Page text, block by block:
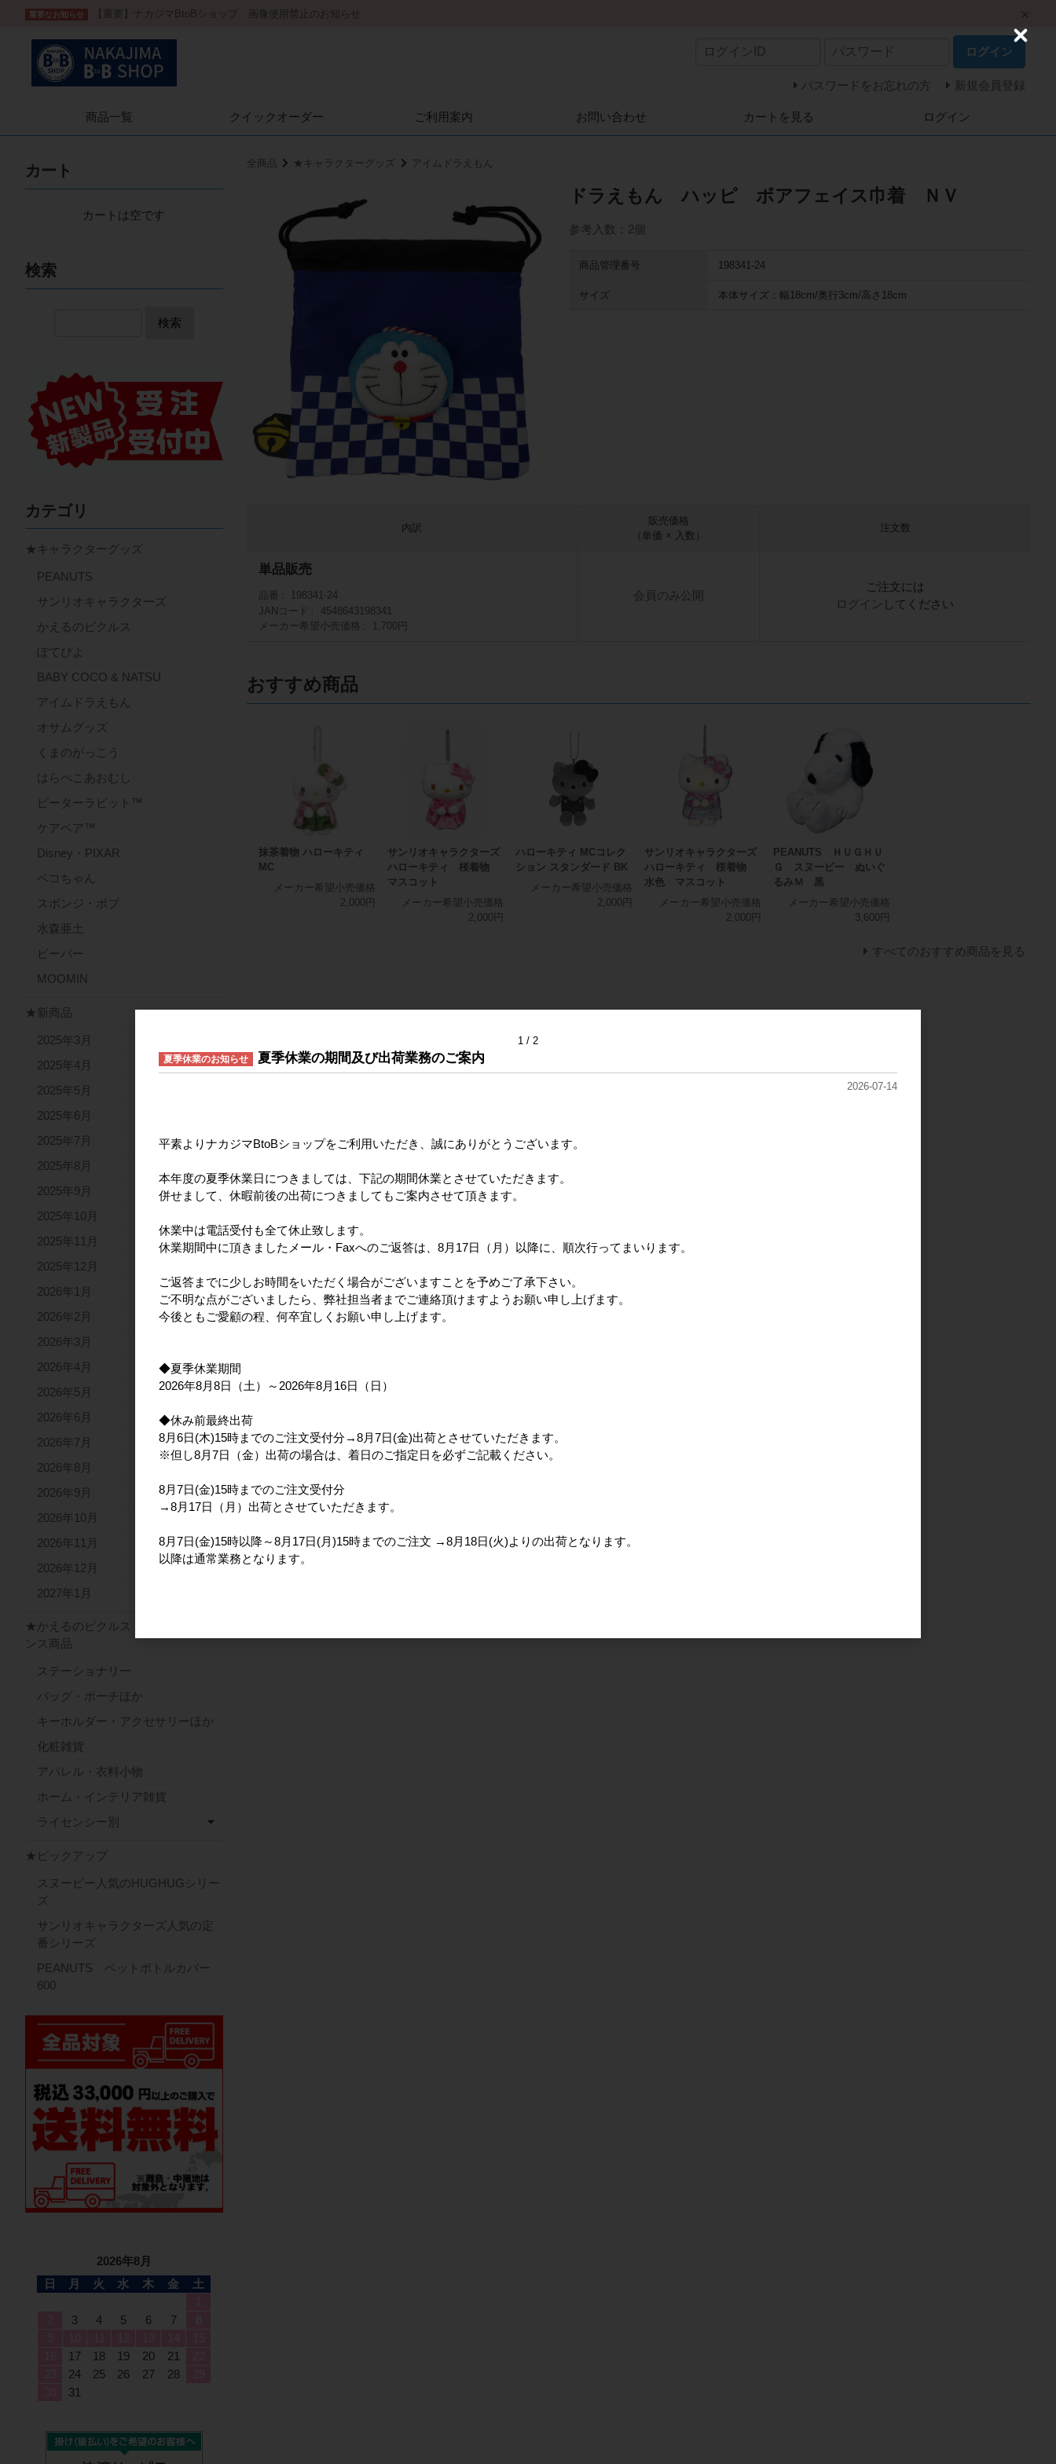
重要なお知らせ 【重要】ナカジマBtoBショップ 画像使用禁止のお知らせ
ログイン
パスワードをお忘れの方 新規会員登録
商品一覧 クイック オーダー ご利用案内 お問い合わせ カートを見る ログイン
全商品 ★キャラクターグッズ アイムドラえもん
ドラえもん ハッピ ボアフェイス巾着 ＮＶ
参考入数：2個
商品管理番号 198341-24
サイズ 本体サイズ：幅18cm/奥行3cm/高さ18cm
内訳
販売価格
（単価 × 入数）
注文数
単品販売
品番
198341-24
JANコード
4548643198341
メーカー希望小売価格
1,700円
会員のみ公開
ご注文には
ログイン してください
おすすめ商品
抹茶着物 ハローキティ
MC
メーカー希望小売価格
2,000円
サンリオキャラクターズ
ハローキティ 桜着物
マスコット
メーカー希望小売価格
2,000円
ハローキティ MCコレク
ション スタンダード BK
メーカー希望小売価格
2,000円
サンリオキャラクターズ
ハローキティ 桜着物
水色 マスコット
メーカー希望小売価格
2,000円
PEANUTS ＨＵＧＨＵ
Ｇ スヌーピー ぬいぐ
るみＭ 黒
メーカー希望小売価格
3,600円
すべてのおすすめ商品を見る
カート
カートは空です
検索
検索
カテゴリ
★キャラクターグッズ
PEANUTS
サンリオキャラクターズ
かえるのピクルス
ぽてぴよ
BABY COCO & NATSU
アイムドラえもん
オサムグッズ
くまのがっこう
はらぺこあおむし
ピーターラビット™
ケアベア™
Disney・PIXAR
ペコちゃん
スポンジ・ボブ
水森亜土
ビーバー
MOOMIN
★新商品
2025年3月
2025年4月
2025年5月
2025年6月
2025年7月
2025年8月
2025年9月
2025年10月
2025年11月
2025年12月
2026年1月
2026年2月
2026年3月
2026年4月
2026年5月
2026年6月
2026年7月
2026年8月
2026年9月
2026年10月
2026年11月
2026年12月
2027年1月
★かえるのピクルス ライセ
ンス商品
ステーショナリー
バッグ・ポーチほか
キーホルダー・アクセサリーほか
化粧雑貨
アパレル・衣料小物
ホーム・インテリア雑貨
ライセンシー別
★ピックアップ
スヌーピー人気のHUGHUGシリー
ズ
サンリオキャラクターズ人気の定
番シリーズ
PEANUTS ペットボトルカバー
600
2026年8月
日
月 火 水 木 金
土
3 4 5 6 7
17 18 19 20 21
24 25 26 27 28
31
1 2
夏季休業のお知らせ 夏季休業の期間及び出荷業務のご案内
2026-07-14
平素よりナカジマBtoBショップをご利用いただき、誠にありがとうございます。
本年度の夏季休業日につきましては、下記の期間休業とさせていただきます。
併せまして、休暇前後の出荷につきましてもご案内させて頂きます。
休業中は電話受付も全て休止致します。
休業期間中に頂きましたメール・Faxへのご返答は、8月17日（月）以降に、順次行ってまいります。
ご返答までに少しお時間をいただく場合がございますことを予めご了承下さい。
ご不明な点がございましたら、弊社担当者までご連絡頂けますようお願い申し上げます。
今後ともご愛顧の程、何卒宜しくお願い申し上げます。
◆夏季休業期間
2026年8月8日（土）～2026年8月16日（日）
◆休み前最終出荷
8月6日(木)15時までのご注文受付分→8月7日(金)出荷とさせていただきます。
※但し8月7日（金）出荷の場合は、着日のご指定日を必ずご記載ください。
8月7日(金)15時までのご注文受付分
→8月17日（月）出荷とさせていただきます。
8月7日(金)15時以降～8月17日(月)15時までのご注文 →8月18日(火)よりの出荷となります。
以降は通常業務となります。
C
o
s
e